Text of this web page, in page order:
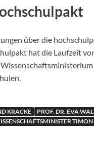
über die
hat die Laufzeit
KRACKE
PROF. DR. EVA
TIMON